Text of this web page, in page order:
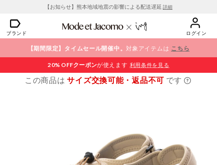
【お知らせ】熊本地域地震の影響による配送遅延 詳細
ブランド ログイン
【期間限定】タイムセール開催中。対象アイテムは こちら
20% OFFクーポンが使えます 利用条件を見る
この商品はサイズ交換可能・返品不可 です